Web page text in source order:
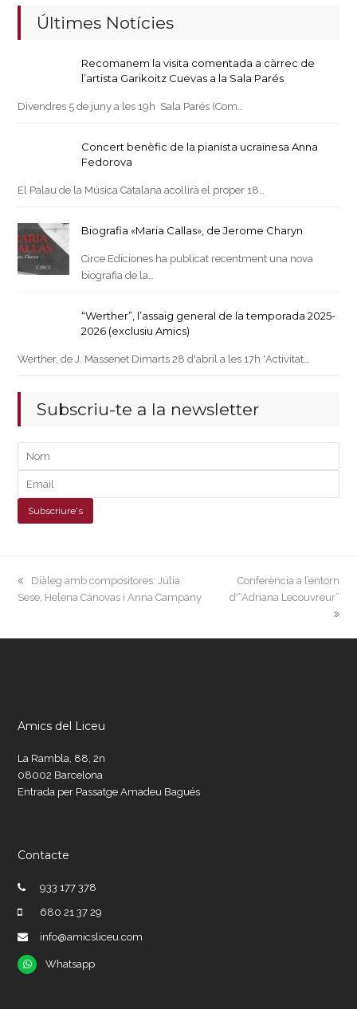
Últimes Notícies
Recomanem la visita comentada a càrrec de
l’artista Garikoitz Cuevas a la Sala Parés
Divendres 5 de juny a les 19h Sala Parés (Com…
Concert benèfic de la pianista ucraïnesa Anna
Fedorova
El Palau de la Música Catalana acollirà el proper 18…
Biografia «Maria Callas», de Jerome Charyn
Circe Ediciones ha publicat recentment una nova
biografia de la…
“Werther”, l’assaig general de la temporada 2025-
2026 (exclusiu Amics)
Werther, de J. Massenet Dimarts 28 d'abril a les 17h *Activitat…
Subscriu-te a la newsletter
previous
post:
Diàleg amb compositores: Júlia
Sese, Helena Cánovas i Anna Campany
next
post:
Conferència a l’entorn
d'”Adriana Lecouvreur”
Amics del Liceu
La Rambla, 88, 2n
08002 Barcelona
Entrada per Passatge Amadeu Bagués
Contacte
933 177 378
680 21 37 29
info@amicsliceu.com
Whatsapp
Whatsapp